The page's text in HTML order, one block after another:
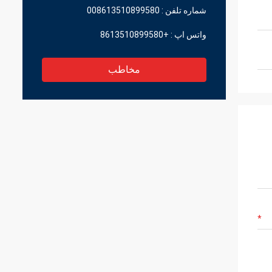
شماره تلفن : 008613510899580
واتس اپ : +8613510899580
مخاطب